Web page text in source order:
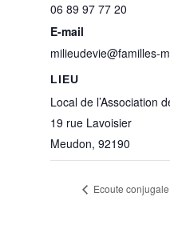
LIEU
Local de l’Association
19 rue Lavoisier
Meudon, 92190
06 89 97 77 20
E-mail
milieudevie@familles-
Ecoute conjugale